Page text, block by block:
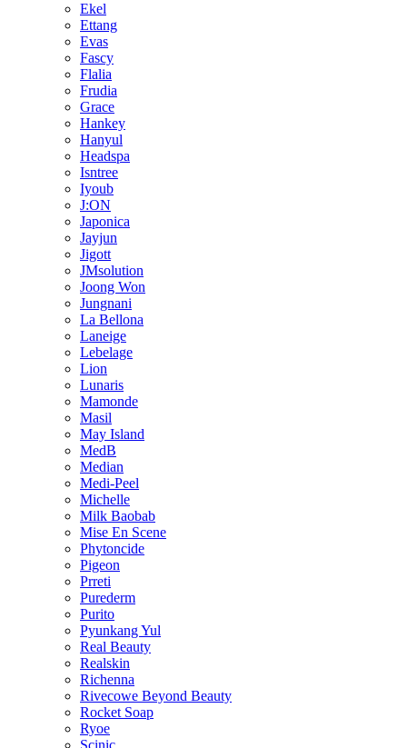
Ekel
Ettang
Evas
Fascy
Flalia
Frudia
Grace
Hankey
Hanyul
Headspa
Isntree
Iyoub
J:ON
Japonica
Jayjun
Jigott
JMsolution
Joong Won
Jungnani
La Bellona
Laneige
Lebelage
Lion
Lunaris
Mamonde
Masil
May Island
MedB
Median
Medi-Peel
Michelle
Milk Baobab
Mise En Scene
Phytoncide
Pigeon
Prreti
Purederm
Purito
Pyunkang Yul
Real Beauty
Realskin
Richenna
Rivecowe Beyond Beauty
Rocket Soap
Ryoe
Scinic